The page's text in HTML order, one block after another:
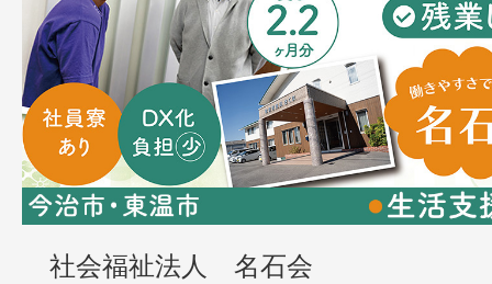
社会福祉法人 名石会